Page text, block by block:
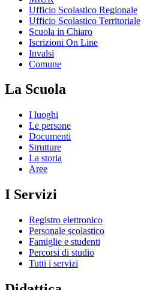
Ufficio Scolastico Regionale
Ufficio Scolastico Territoriale
Scuola in Chiaro
Iscrizioni On Line
Invalsi
Comune
La Scuola
I luoghi
Le persone
Documenti
Strutture
La storia
Aree
I Servizi
Registro elettronico
Personale scolastico
Famiglie e studenti
Percorsi di studio
Tutti i servizi